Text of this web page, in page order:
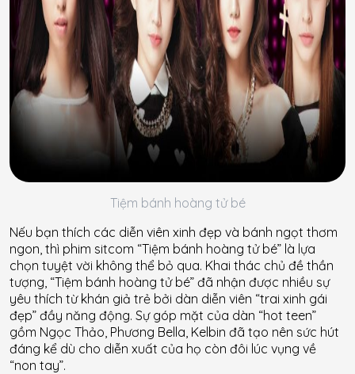
Tiệm bánh hoàng tử bé
Nếu bạn thích các diễn viên xinh đẹp và bánh ngọt thơm
ngon, thì phim sitcom “Tiệm bánh hoàng tử bé” là lựa
chọn tuyệt vời không thể bỏ qua. Khai thác chủ đề thần
tượng, “Tiệm bánh hoàng tử bé” đã nhận được nhiều sự
yêu thích từ khán giả trẻ bởi dàn diễn viên “trai xinh gái
đẹp” đầy năng động. Sự góp mặt của dàn “hot teen”
gồm Ngọc Thảo, Phương Bella, Kelbin đã tạo nên sức hút
đáng kể dù cho diễn xuất của họ còn đôi lúc vụng về
“non tay”.